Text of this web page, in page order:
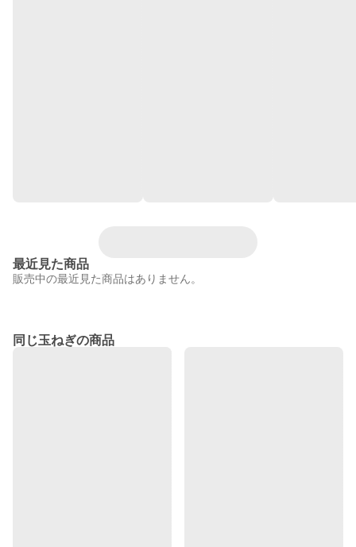
最近見た商品
販売中の最近見た商品はありません。
同じ玉ねぎの商品